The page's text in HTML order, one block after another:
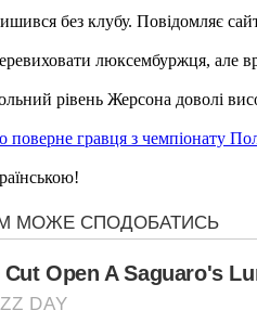
без клубу. Повідомляє
люксембуржця, але
рівень Жерсона доволі
поверне гравця з чемпіонату